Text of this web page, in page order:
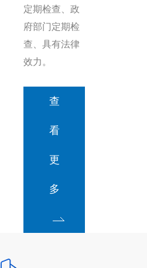
定期检查、政
府部门定期检
查、具有法律
效力。
查
看
更
多